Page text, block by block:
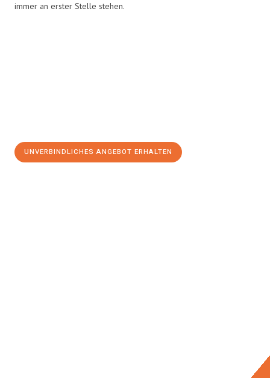
immer an erster Stelle stehen.
UNVERBINDLICHES ANGEBOT ERHALTEN